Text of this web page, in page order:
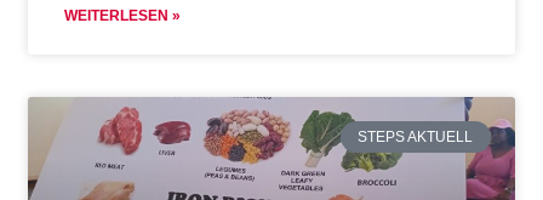
WEITERLESEN »
STEPS AKTUELL